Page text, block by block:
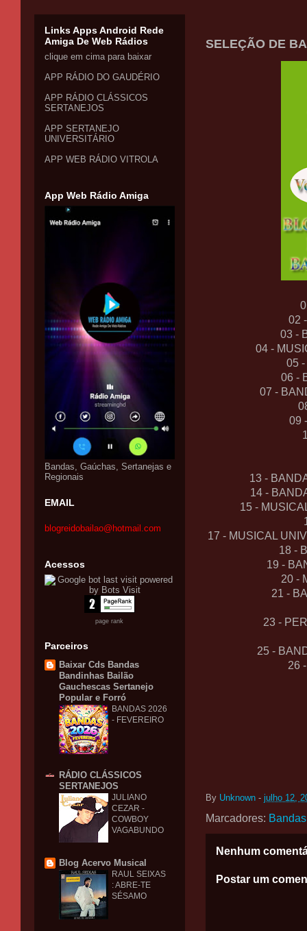
SELEÇÃO DE
02
03 -
04 -
05
06 -
07 -
09
13 -
14 -
15 -
17 - MUSICAL
18 -
19 -
20 -
21 -
23 -
25 -
26
By Unknown - julho 12,
Marcadores: Bandas
Nenhum
Postar um
Links Apps Android Rede
Amiga De Web Rádios
clique em cima para baixar
APP RÁDIO DO GAUDÉRIO
APP RÁDIO CLÁSSICOS
SERTANEJOS
APP SERTANEJO
UNIVERSITÁRIO
APP WEB RÁDIO VITROLA
App Web Rádio Amiga
Bandas, Gaúchas, Sertanejas e
Regionais
EMAIL
blogreidobailao@hotmail.com
Acessos
page rank
Parceiros
Baixar Cds Bandas
Bandinhas Bailão
Gauchescas Sertanejo
Popular e Forró
BANDAS 2026
- FEVEREIRO
RÁDIO CLÁSSICOS
SERTANEJOS
JULIANO
CEZAR -
COWBOY
VAGABUNDO
Blog Acervo Musical
RAUL SEIXAS
: ABRE-TE
SÉSAMO